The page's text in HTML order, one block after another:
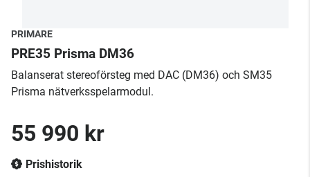
PRIMARE
PRE35 Prisma DM36
Balanserat stereoförsteg med DAC (DM36) och SM35
Prisma nätverksspelarmodul.
55 990 kr
Prishistorik